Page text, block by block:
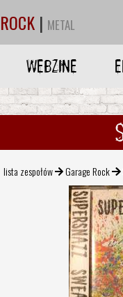
ROCK | METAL
WEBZINE
lista zespołów Garage Rock